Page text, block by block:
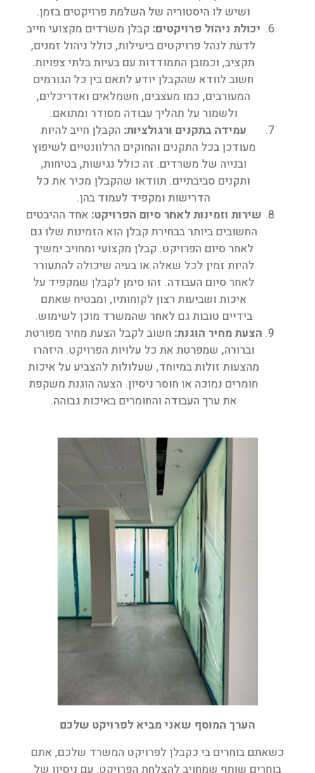
ושיש לו היסטוריה של השלמת פרויקטים בזמן.
יכולת ניהול פרויקטים:קבלן משרדים מקצועי חייב
לדעת לנהל פרויקטים ביעילות, כולל ניהול זמנים,
תקציב, וכמובן התמודדות עם בעיות בלתי צפויות.
חשוב לוודא שהקבלן יודע לתאם בין כל הגורמים
המעורבים, כמו מעצבים, חשמלאים ואדריכלים,
ולשמור על תהליך עבודה מסודר ומתואם.
עמידה בתקנים ורגולציות:הקבלן חייב להיות
מעודכן בכל התקנים והחוקים הרלוונטיים לשיפוץ
ובנייה של משרדים. זה כולל נגישות, בטיחות,
ותקנים סביבתיים. תוודאו שהקבלן מכיר את כל
הדרישות ומקפיד לעמוד בהן.
שירות וזמינות לאחר סיום הפרויקט:אחד ההיבטים
החשובים ביותר בבחירת קבלן הוא הזמינות שלו גם
לאחר סיום הפרויקט. קבלן מקצועי ומחויב ימשיך
להיות זמין לכל שאלה או בעיה שיכולה להתעורר
לאחר סיום העבודה. זהו סימן לקבלן שמקפיד על
איכות ושביעות רצון לקוחותיו, ומבטיח שאתם
בידיים טובות גם לאחר שהמשרד מוכן לשימוש.
הצעת מחיר הוגנת:חשוב לקבל הצעת מחיר מפורטת
וברורה, שמפרטת את כל עלויות הפרויקט. היזהרו
מהצעות זולות במיוחד, שעלולות להצביע על איכות
חומרים נמוכה או חוסר ניסיון. הצעה הוגנת משקפת
את ערך העבודה והחומרים באיכות גבוהה.
הערך המוסף שאני מביא לפרויקט שלכם
כשאתם בוחרים בי כקבלן לפרויקט המשרד שלכם, אתם
בוחרים שותף שמחויב להצלחת הפרויקט. עם ניסיון של